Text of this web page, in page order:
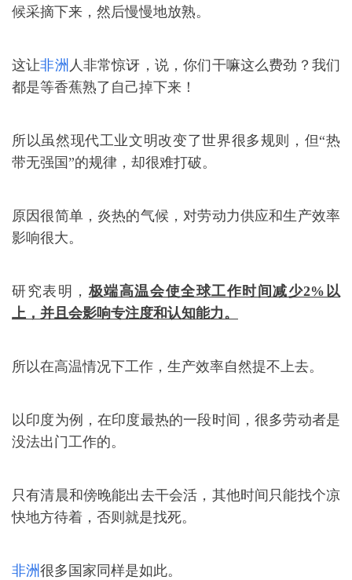
候采摘下来，然后慢慢地放熟。
这让非洲 人非常惊讶，说，你们干嘛这么费劲？我们
都是等香蕉熟了自己掉下来！
所以虽然现代工业文明改变了世界很多规则，但“热
带无强国”的规律，却很难打破。
原因很简单，炎热的气候，对劳动力供应和生产效率
影响很大。
研究表明， 极端高温会使全球工作时间减少2%以
上，并且会影响专注度和认知能力。
所以在高温情况下工作，生产效率自然提不上去。
以印度为例，在印度最热的一段时间，很多劳动者是
没法出门工作的。
只有清晨和傍晚能出去干会活，其他时间只能找个凉
快地方待着，否则就是找死。
非洲很多国家同样是如此。